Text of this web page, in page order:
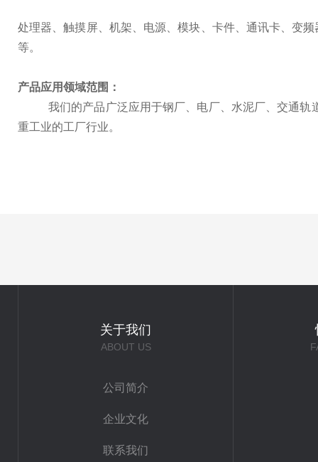
处理器 、触摸屏、 机架 电源 、模块 卡件、 通讯卡、变频
等。
产品应用领域范围 ：
我们的产品广泛应用于钢厂 电厂、 水泥厂、交通轨
重工业的工厂行业。
关于我们
ABOUT US
公司简介
企业文化
联系我们